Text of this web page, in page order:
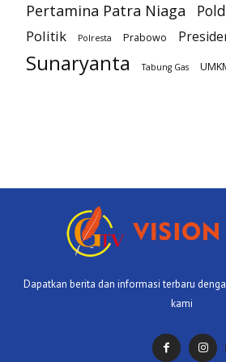
Pertamina Patra Niaga
Politik
Polresta Prabowo
Sunaryanta Tabung Gas
Dapatkan berita dan informasi terbaru
kami